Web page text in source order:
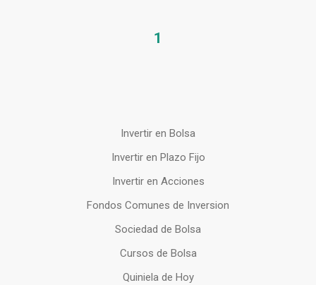
1
Invertir en Bolsa
Invertir en Plazo Fijo
Invertir en Acciones
Fondos Comunes de Inversion
Sociedad de Bolsa
Cursos de Bolsa
Quiniela de Hoy